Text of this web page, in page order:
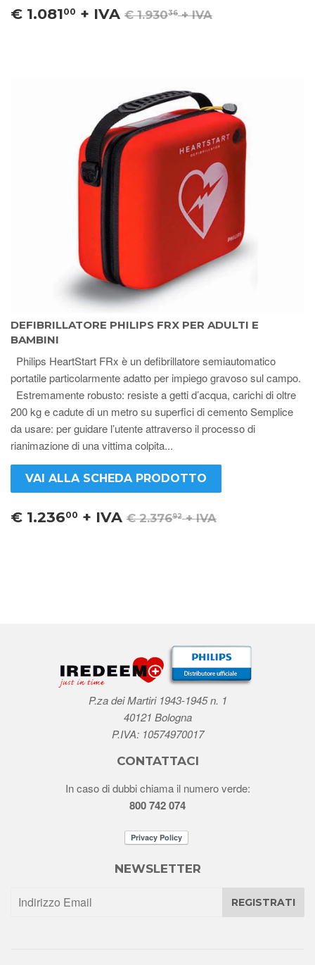
€ 1.08100 + IVA € 1.93036+ IVA
DEFIBRILLATORE PHILIPS FRX PER ADULTI E
BAMBINI
Philips HeartStart FRx è un defibrillatore semiautomatico
portatile particolarmente adatto per impiego gravoso sul campo.
Estremamente robusto: resiste a getti d’acqua, carichi di oltre
200 kg e cadute di un metro su superfici di cemento Semplice
da usare: per guidare l’utente attraverso il processo di
rianimazione di una vittima colpita...
VAI ALLA SCHEDA PRODOTTO
€ 1.23600 + IVA € 2.37692+ IVA
P.za dei Martiri 1943-1945 n. 1
40121 Bologna
P.IVA: 10574970017
CONTATTACI
In caso di dubbi chiama il numero verde:
800 742 074
NEWSLETTER